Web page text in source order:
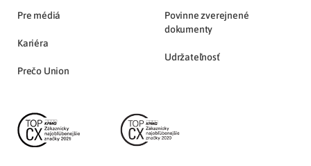
Pre médiá
Kariéra
Prečo Union
Povinne zverejnené
dokumenty
Udržateľnosť